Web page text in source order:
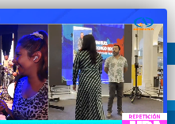
CONTACTO LÍNEA EDITORIAL